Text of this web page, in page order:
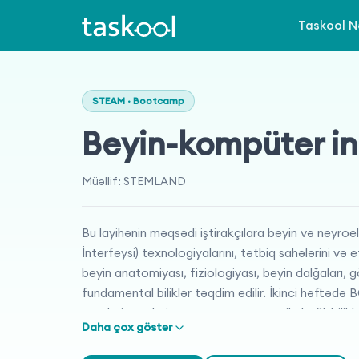
Taskool
STEAM · Bootcamp
Beyin-kompüter
Müəllif: STEMLAND
Bu layihənin məqsədi iştirakçılara beyin və
İnterfeysi) texnologiyalarını, tətbiq sahələrini
beyin anatomiyası, fiziologiyası, beyin dalğaları,
fundamental biliklər təqdim edilir. İkinci həftədə
əsaslı sistemləri və motor təsəvvürü ilə bağlı
tətbiqlər, nəzarət sistemləri, oyun və əyləncə
performansın monitorinqi və irəli texnologiyalar
Daha çox göstər